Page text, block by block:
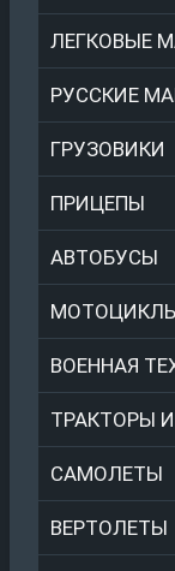
ЛЕГКОВЫЕ
РУССКИЕ
ГРУЗОВИКИ
ПРИЦЕПЫ
АВТОБУСЫ
ВОЕННАЯ
ТРАКТОРЫ
САМОЛЕТЫ
ВЕРТОЛЕТЫ